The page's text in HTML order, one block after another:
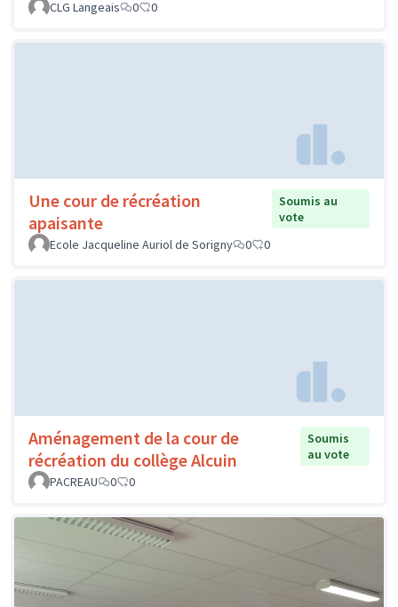
CLG Langeais
0 0
Une cour de récréation
apaisante
Soumis au
vote
Ecole Jacqueline Auriol de Sorigny
0 0
Aménagement de la cour de
récréation du collège Alcuin
Soumis
au vote
PACREAU
0 0